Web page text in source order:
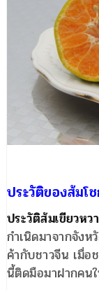
ประวัติของส้มโ
ประวัติส้มเขียวหว
กำเนิดมาจากจัง
ค้ากับชาวจีน เมื่อ
นี้ติดมือมาฝากคน